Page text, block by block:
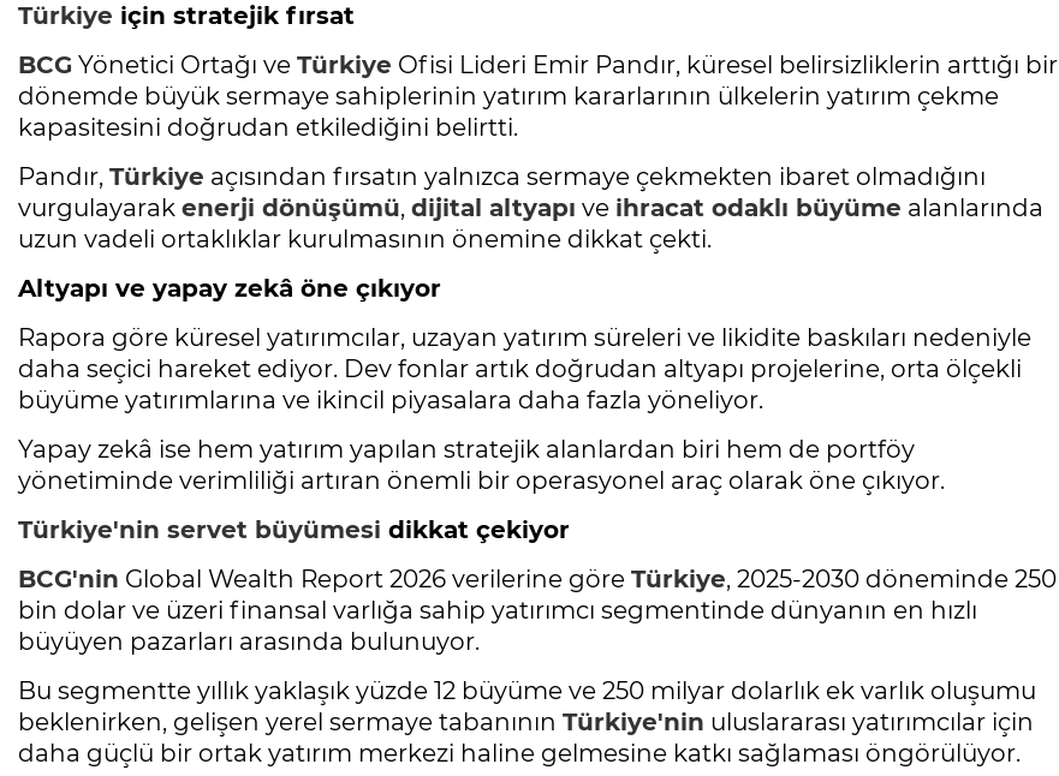
Türkiye için stratejik fırsat
BCG Yönetici Ortağı ve Türkiye Ofisi Lideri Emir Pandır, küresel belirsizliklerin arttığı bir
dönemde büyük sermaye sahiplerinin yatırım kararlarının ülkelerin yatırım çekme
kapasitesini doğrudan etkilediğini belirtti.
Pandır, Türkiye açısından fırsatın yalnızca sermaye çekmekten ibaret olmadığını
vurgulayarak enerji dönüşümü, dijital altyapı ve ihracat odaklı büyüme alanlarında
uzun vadeli ortaklıklar kurulmasının önemine dikkat çekti.
Altyapı ve yapay zekâ öne çıkıyor
Rapora göre küresel yatırımcılar, uzayan yatırım süreleri ve likidite baskıları nedeniyle
daha seçici hareket ediyor. Dev fonlar artık doğrudan altyapı projelerine, orta ölçekli
büyüme yatırımlarına ve ikincil piyasalara daha fazla yöneliyor.
Yapay zekâ ise hem yatırım yapılan stratejik alanlardan biri hem de portföy
yönetiminde verimliliği artıran önemli bir operasyonel araç olarak öne çıkıyor.
Türkiye'nin servet büyümesi dikkat çekiyor
BCG'nin Global Wealth Report 2026 verilerine göre Türkiye, 2025-2030 döneminde 250
bin dolar ve üzeri finansal varlığa sahip yatırımcı segmentinde dünyanın en hızlı
büyüyen pazarları arasında bulunuyor.
Bu segmentte yıllık yaklaşık yüzde 12 büyüme ve 250 milyar dolarlık ek varlık oluşumu
beklenirken, gelişen yerel sermaye tabanının Türkiye'nin uluslararası yatırımcılar için
daha güçlü bir ortak yatırım merkezi haline gelmesine katkı sağlaması öngörülüyor.